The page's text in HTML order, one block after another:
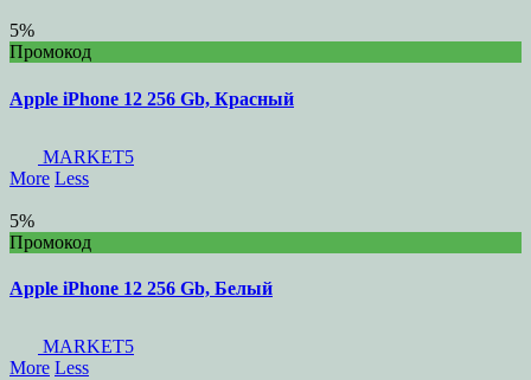
5%
Промокод
Apple iPhone 12 256 Gb, Красный
MARKET5
More Less
5%
Промокод
Apple iPhone 12 256 Gb, Белый
MARKET5
More Less